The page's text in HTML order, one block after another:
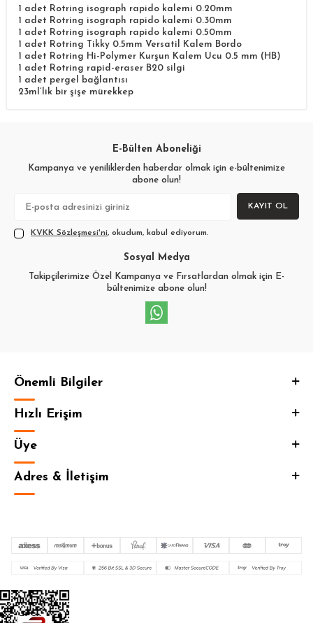
1 adet Rotring isograph rapido kalemi 0.20mm
1 adet Rotring isograph rapido kalemi 0.30mm
1 adet Rotring isograph rapido kalemi 0.50mm
1 adet Rotring Tikky 0.5mm Versatil Kalem Bordo
1 adet Rotring Hi-Polymer Kurşun Kalem Ucu 0.5 mm (HB)
1 adet Rotring rapid-eraser B20 silgi
1 adet pergel bağlantısı
23ml’lik bir şişe mürekkep
E-Bülten Aboneliği
Kampanya ve yeniliklerden haberdar olmak için e-bültenimize
abone olun!
KAYIT OL
KVKK Sözleşmesi'ni, okudum, kabul ediyorum.
Sosyal Medya
Takipçilerimize Özel Kampanya ve Fırsatlardan olmak için E-
bültenimize abone olun!
Önemli Bilgiler
Hızlı Erişim
Üye
Adres & İletişim